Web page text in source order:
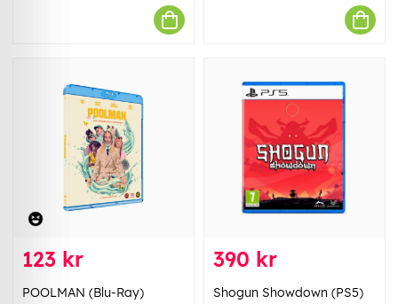
123 kr
POOLMAN (Blu-Ray)
390 kr
Shogun Showdown (PS5)